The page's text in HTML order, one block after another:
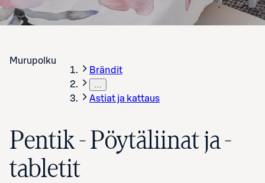
Murupolku
Brändit
Astiat ja kattaus
Pentik - Pöytäliinat ja -
tabletit